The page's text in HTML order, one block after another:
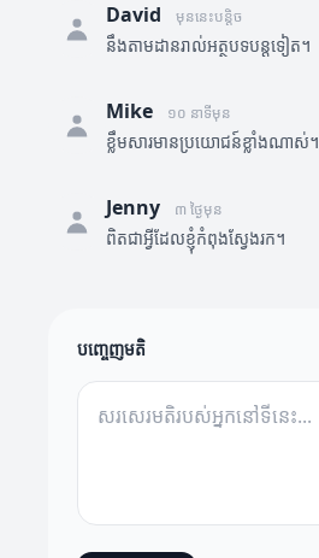
David មុននេះបន្តិច
នឹងតាមដានរាល់អត្ថបទបន្តទៀត។
Mike ១០ នាទីមុន
ខ្លឹមសារមានប្រយោជន៍ខ្លាំងណាស់។
Jenny ៣ ថ្ងៃមុន
ពិតជាអ្វីដែលខ្ញុំកំពុងស្វែងរក។
បញ្ចេញមតិ